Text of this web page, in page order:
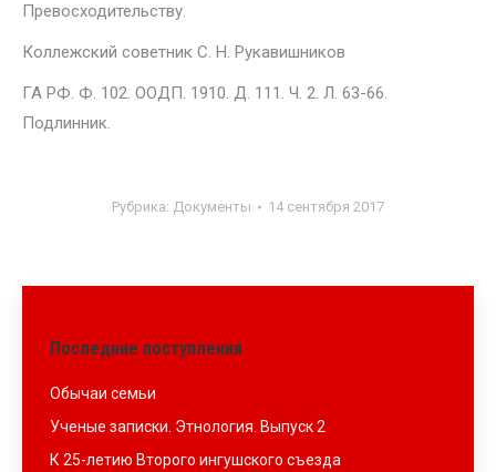
Превосходительству.
Коллежский советник С. Н. Рукавишников
ГА РФ. Ф. 102. ООДП. 1910. Д. 111. Ч. 2. Л. 63-66.
Подлинник.
Рубрика: Документы 14 сентября 2017
Последние поступления
Обычаи семьи
Ученые записки. Этнология. Выпуск 2
К 25-летию Второго ингушского съезда